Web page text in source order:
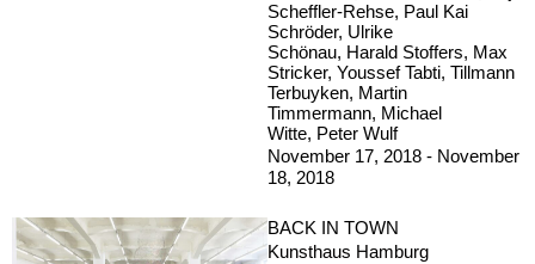
Scheffler-Rehse, Paul Kai
Schröder, Ulrike
Schönau, Harald Stoffers, Max
Stricker, Youssef Tabti, Tillmann
Terbuyken, Martin
Timmermann, Michael
Witte, Peter Wulf
November 17, 2018 - November
18, 2018
BACK IN TOWN
Kunsthaus Hamburg